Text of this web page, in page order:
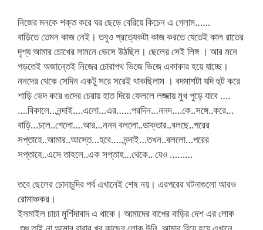
নিজের মনকে শক্ত করে ঘর ছেড়ে বেরিয়ে কিচেন এ গেলাম……
বাড়িতে তেমন কাজ নেই। তবুও প্রত্যেকটা কাজ করতে যেতেই কাল রাতের
দৃশ্য আমার চোখের সামনে ভেসে উঠছিল। ছেলের সেই লিঙ্গ । আর মনে
পড়তেই অজান্তেই নিজের চোরাপথ ভিজে ভিজে একাকার হয়ে যাচ্ছে।
ননদের থেকে সেদিন একটু সরে সরেই থাকছিলাম । বদমাশটা যদি হুট করে
শাড়ি ভেদ করে গুদের চেরায় হাত দিয়ে ফেললে লজ্জায় মুখ পুড়ে যাবে ….
….বিকালে…নন্দাই….এলো…এর……পরদিন…ননদ….কে..সঙ্গে..করে…
বাড়ি…চলে..গেলো….আর…ননদ বললো..ডাক্তার..বলছে..পরের
সপ্তাহে..আমার..আস্তে…হবে…..নন্দাই…তখন..বললো…পরের
সপ্তাহে..এসে তাহলে..এক সপ্তাহ…থেকে.. যেও ………
তবে ছেলের চোদাচুদির পর্ব এখানেই শেষ নয়। এরপরের ঘটনাগুলো আরও
রোমাঞ্চকর।
ইসমাইল চাচা মুর্শিদাবাদ এ থাকে। আমাদের বাপের বাড়ির দেশ এর লোক